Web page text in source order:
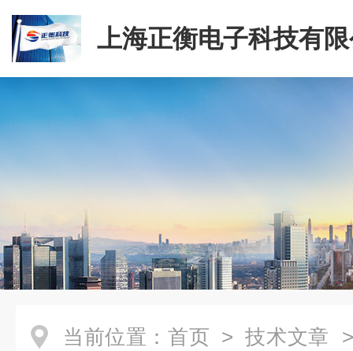
上海正衡电子科技有
当前位置： 首页 > 技术文章